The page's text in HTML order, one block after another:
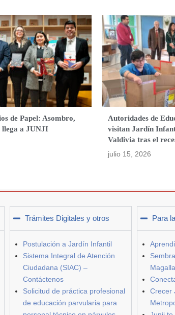
de Papel: Asombro,
llega a JUNJI
Autoridades de
visitan Jardín
Valdivia tras el
julio 15, 2026
Trámites Digitales y otros
Postulación a Jardín Infantil
Sistema Integral de Atención
Ciudadana (SIAC) –
Contáctenos
Solicitud de práctica profesional
de educación parvularia para
Para
Crecer